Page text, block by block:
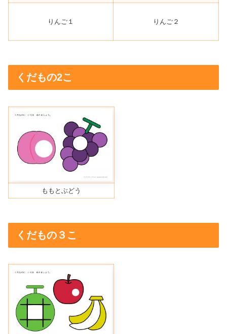
りんご１ りんご２
くだもの2こ
ももとぶどう
くだもの３こ